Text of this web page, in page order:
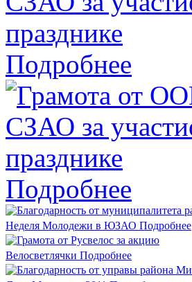
Подробнее
Подробнее
Неделя Молодежи в ЮЗАО Подробнее
Велосветлячки Подробнее